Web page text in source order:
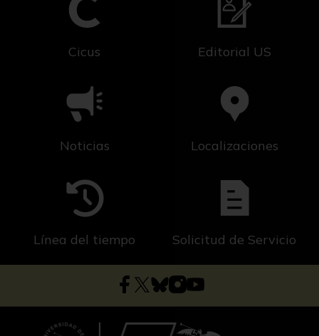
Cicus Editorial US
Noticias Localizaciones
Línea del tiempo Solicitud de Servicio